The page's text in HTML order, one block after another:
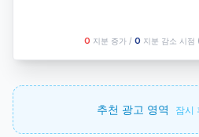
O 지분 증가 / O 지분 감소 시점
추천 광고 영역 잠시